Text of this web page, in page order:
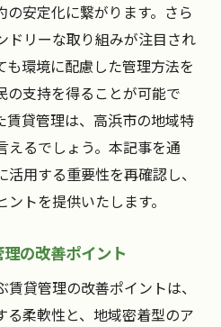
安定化に繋がります。さら
ドリーな取り組みが注目され
も環境に配慮した管理方法を
の支持を得ることが可能で
賃貸管理は、高浜市の地域特
えるでしょう。本記事を通
用する重要性を再確認し、
トを提供いたします。
の改善ポイント
貸管理の改善ポイントは、
る柔軟性と、地域密着型のア